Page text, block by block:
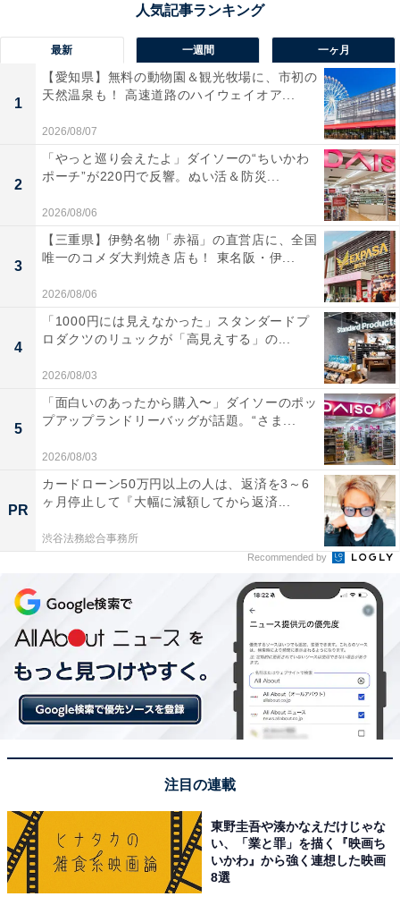
1位：『ミステリと言う勿れ』
View this post on Instagram
A post shared by 【公式】ミステリと言う勿れ〈大ヒット上映
1位は『ミステリと言う勿れ』です。2022年（令和4年）
に放送されたドラマで、田村由美さんによる漫画が原
最新 一週間 一ヶ月
1
【愛知県】無料の動物園＆観光牧場に、市初の
天然温泉も！ 高速道路のハイウェイオア...
2026/08/07
2
「やっと巡り会えたよ」ダイソーの“ちいかわ
ポーチ”が220円で反響。ぬい活＆防災...
2026/08/06
3
【三重県】伊勢名物「赤福」の直営店に、全国
唯一のコメダ大判焼き店も！ 東名阪・伊...
2026/08/06
4
「1000円には見えなかった」スタンダードプ
ロダクツのリュックが「高見えする」の...
2026/08/03
5
「面白いのあったから購入〜」ダイソーのポッ
プアップランドリーバッグが話題。“さま...
2026/08/03
PR
カードローン50万円以上の人は、返済を3～6
ヶ月停止して『大幅に減額してから返済...
渋谷法務総合事務所
Recommended by
注目の連載
東野圭吾や湊かなえだけじゃな
い、「業と罪」を描く『映画ち
いかわ』から強く連想した映画
8選